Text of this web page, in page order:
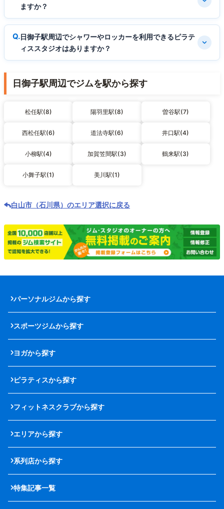
ますか？
日御子駅周辺でシャワーやロッカーを利用できるピラテ
ィススタジオはありますか？
日御子駅周辺でジムを駅から探す
松任駅(8) 陽羽里駅(8) 曽谷駅(7)
西松任駅(6) 道法寺駅(6) 井口駅(4)
小柳駅(4) 加賀笠間駅(3) 鶴来駅(3)
小舞子駅(1) 美川駅(1)
白山市（石川県）のエリア選択に戻る
パーソナルジムから探す
スポーツジムから探す
ヨガから探す
ピラティスから探す
フィットネスクラブから探す
エリアから探す
系列店から探す
特集記事一覧